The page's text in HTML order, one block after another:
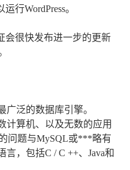
行WordPress。
会很快发布进一步的更新
广泛的数据库引擎。
计算机、以及无数的应用
问题与MySQL或***略有
，包括C / C ++、Java和